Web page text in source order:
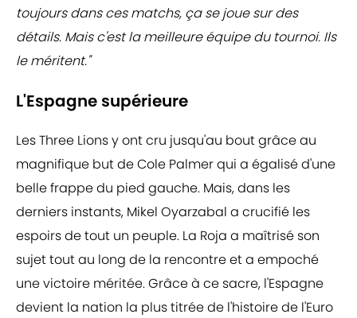
toujours dans ces matchs, ça se joue sur des
détails. Mais c'est la meilleure équipe du tournoi. Ils
le méritent."
L'Espagne supérieure
Les Three Lions y ont cru jusqu'au bout grâce au
magnifique but de Cole Palmer qui a égalisé d'une
belle frappe du pied gauche. Mais, dans les
derniers instants, Mikel Oyarzabal a crucifié les
espoirs de tout un peuple. La Roja a maîtrisé son
sujet tout au long de la rencontre et a empoché
une victoire méritée. Grâce à ce sacre, l'Espagne
devient la nation la plus titrée de l'histoire de l'Euro